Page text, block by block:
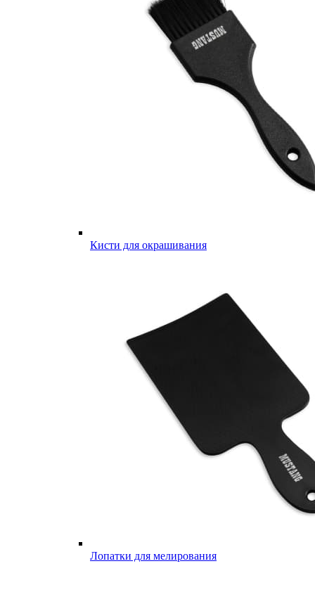
Кисти для окрашивания
Лопатки для мелирования